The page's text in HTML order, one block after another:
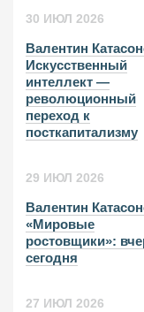
30 ИЮЛ 2026
Валентин
Искусственный
интеллект —
революционный
переход к
посткапитализму
29 ИЮЛ 2026
Валентин
«Мировые
ростовщики»:
сегодня
27 ИЮЛ 2026